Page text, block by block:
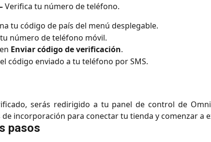
Verifica tu número de teléfono.
tu código de país del menú desplegable.
número de teléfono móvil.
Enviar código de verificación.
código enviado a tu teléfono por SMS.
serás redirigido a tu panel de control de
de incorporación para conectar tu tienda y comenzar a
pasos